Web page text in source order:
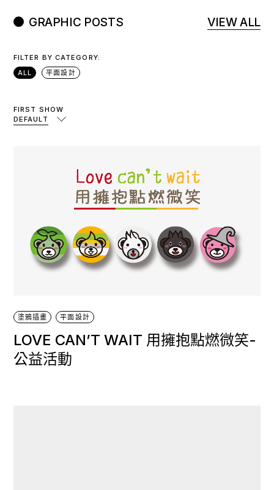
GRAPHIC POSTS VIEW ALL
FILTER BY CATEGORY:
ALL
平面設計
FIRST SHOW
DEFAULT
塗鴉插畫 平面設計
LOVE CAN’T WAIT 用擁抱點燃微笑-
公益活動